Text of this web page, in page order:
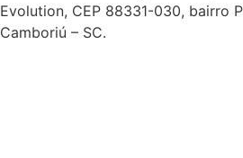
Evolution, CEP 88331-030, bairro
Camboriú – SC.